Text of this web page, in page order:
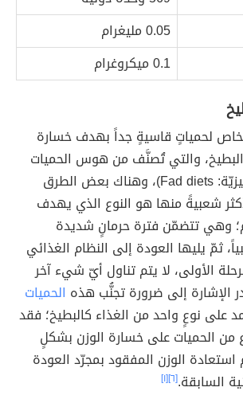
0.05 مليغرام
0.1 ميكروغرام
لحمياتٍ قاسيةٍ جداً بهدف خسارة
والتي تُصنَّف من هوس الحميات
غير الصحية (بالإنجليزيّة: Fad diets)، وهناك بعض الطرق
شعبيةً منها هو النوع الذي يهدف
وهي تتضمّن فترة حرمانٍ شديدة
ثمّ يليها العودة إلى النظام الغذائي
الأولى، لا يتم تناول أيّ شيء آخر
الإشارة إلى ضرورة تجنُّب هذه الحميات
على نوعٍ واحد من الغذاء كالبطيخ؛ فقد
من الحميات على خسارة الوزن بشكلٍ
الوزن المفقود بمجرّد العودة
السابقة.[٦] [١]